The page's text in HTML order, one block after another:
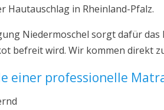
Hautauschlag in Rheinland-Pfalz.
Niedermoschel sorgt dafür
befreit wird. Wir kommen direkt
einer professionelle